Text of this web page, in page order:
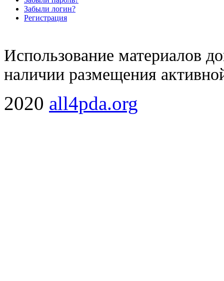
Забыли логин?
Регистрация
Использование материалов
наличии размещения
2020 all4pda.org